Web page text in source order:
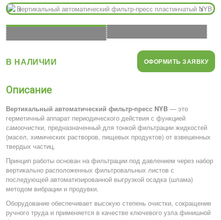
‹ ›
В НАЛИЧИИ ОФОРМИТЬ ЗАЯВКУ
Описание
Вертикальный автоматический фильтр-пресс NYB — это
герметичный аппарат периодического действия с функцией
самоочистки, предназначенный для тонкой фильтрации жидкостей
(масел, химических растворов, пищевых продуктов) от взвешенных
твердых частиц.
Принцип работы основан на фильтрации под давлением через набор
вертикально расположенных фильтровальных листов с
последующей автоматизированной выгрузкой осадка (шлама)
методом вибрации и продувки.
Оборудование обеспечивает высокую степень очистки, сокращение
ручного труда и применяется в качестве ключевого узла финишной